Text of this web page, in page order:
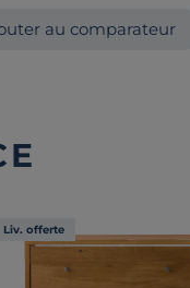
au comparateur
Liv. offerte